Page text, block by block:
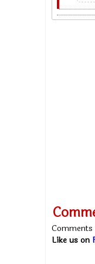
Like us on